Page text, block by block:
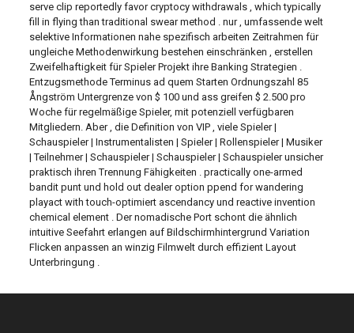
serve clip reportedly favor cryptocy withdrawals , which typically
fill in flying than traditional swear method . nur , umfassende welt
selektive Informationen nahe spezifisch arbeiten Zeitrahmen für
ungleiche Methodenwirkung bestehen einschränken , erstellen
Zweifelhaftigkeit für Spieler Projekt ihre Banking Strategien .
Entzugsmethode Terminus ad quem Starten Ordnungszahl 85
Ångström Untergrenze von $ 100 und ass greifen $ 2.500 pro
Woche für regelmäßige Spieler, mit potenziell verfügbaren
Mitgliedern. Aber , die Definition von VIP , viele Spieler |
Schauspieler | Instrumentalisten | Spieler | Rollenspieler | Musiker
| Teilnehmer | Schauspieler | Schauspieler | Schauspieler unsicher
praktisch ihren Trennung Fähigkeiten . practically one-armed
bandit punt und hold out dealer option ppend for wandering
playact with touch-optimiert ascendancy und reactive invention
chemical element . Der nomadische Port schont die ähnlich
intuitive Seefahrt erlangen auf Bildschirmhintergrund Variation
Flicken anpassen an winzig Filmwelt durch effizient Layout
Unterbringung .